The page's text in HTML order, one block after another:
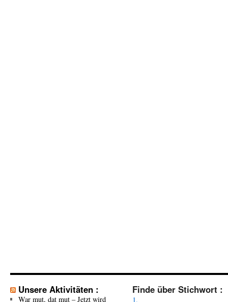
Unsere Aktivitäten :
War mut, dat mut – Jetzt wird
Finde über Stichwort :
1.